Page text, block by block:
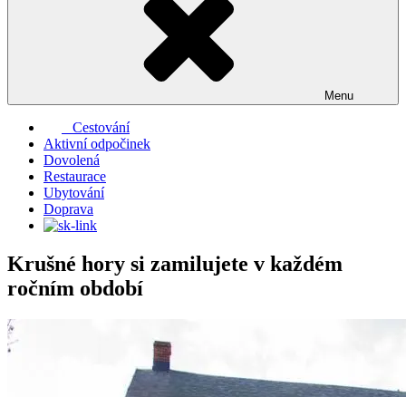
Menu
Cestování
Aktivní odpočinek
Dovolená
Restaurace
Ubytování
Doprava
Krušné hory si zamilujete v každém
ročním období